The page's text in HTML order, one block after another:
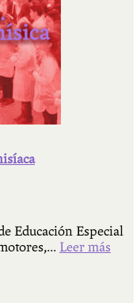
Educación Especial
Leer más